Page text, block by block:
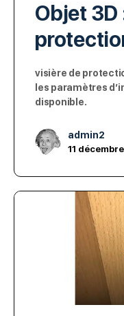
Objet 3D
visière de
les paramètres
disponible.
admin2
11